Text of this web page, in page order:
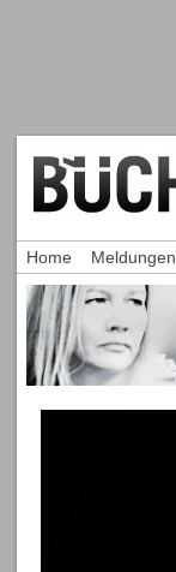
Home Meldungen